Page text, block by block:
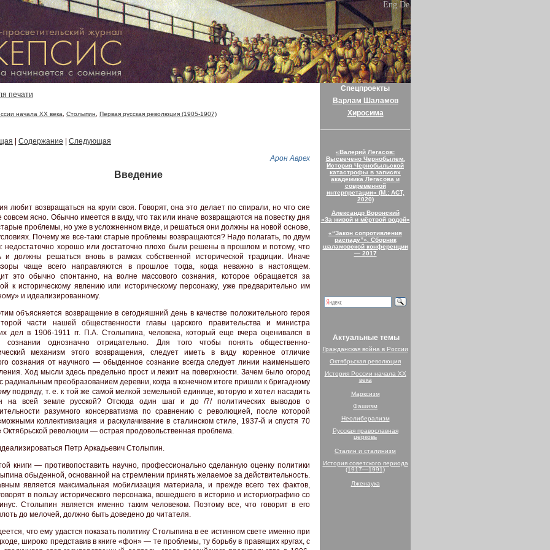
Eng De
печати
начала XX века Столыпин Первая русская революция (1905-1907)
Содержание
Следующая
Арон Аврех
Введение
любит возвращаться на круги своя. Говорят, она это делает по спирали, но что сие
совсем ясно. Обычно имеется в виду, что так или иначе возвращаются на повестку дня
проблемы, но уже в усложненном виде, и решаться они должны на новой основе,
Почему же все-таки старые проблемы возвращаются? Надо полагать, по двум
недостаточно хорошо или достаточно плохо были решены в прошлом и потому, что
и должны решаться вновь в рамках собственной исторической традиции. Иначе
чаще всего направляются в прошлое тогда, когда неважно в настоящем.
это обычно спонтанно, на волне массового сознания, которое обращается за
к историческому явлению или историческому персонажу, уже предварительно им
и идеализированному.
объясняется возвращение в сегодняшний день в качестве положительного героя
части нашей общественности главы царского правительства и министра
дел в 1906-1911 гг. П.А. Столыпина, человека, который еще вчера оценивался в
сознании однозначно отрицательно. Для того чтобы понять общественно-
механизм этого возвращения, следует иметь в виду коренное отличие
сознания от научного — обыденное сознание всегда следует линии наименьшего
Ход мысли здесь предельно прост и лежит на поверхности. Зачем было огород
радикальным преобразованием деревни, когда в конечном итоге пришли к бригадному
подряду, т. е. к той же самой мелкой земельной единице, которую и хотел насадить
на всей земле русской? Отсюда один шаг и до /7/ политических выводов о
разумного консерватизма по сравнению с революцией, после которой
коллективизация и раскулачивание в сталинском стиле, 1937-й и спустя 70
Октябрьской революции — острая продовольственная проблема.
Петр Аркадьевич Столыпин.
книги — противопоставить научно, профессионально сделанную оценку политики
обыденной, основанной на стремлении принять желаемое за действительность.
является максимальная мобилизация материала, и прежде всего тех фактов,
в пользу исторического персонажа, вошедшего в историю и историографию со
Столыпин является именно таким человеком. Поэтому все, что говорит в его
до мелочей, должно быть доведено до читателя.
что ему удастся показать политику Столыпина в ее истинном свете именно при
широко представив в книге «фон» — те проблемы, ту борьбу в правящих кругах, с
Спецпроекты
Варлам Шаламов
Хиросима
«Валерий Легасов:
Высвечено Чернобылем.
История Чернобыльской
катастрофы в записях
академика Легасова и
современной
интерпретации» (М.: АСТ,
2020)
Александр Воронский
«За живой и мёртвой водой»
«“Закон сопротивления
распаду”». Сборник
шаламовской конференции
— 2017
Актуальные темы
Гражданская война в России
Октябрьская революция
История России начала XX
века
Марксизм
Фашизм
Неолиберализм
Русская православная
церковь
Сталин и сталинизм
История советского периода
(1917—1991)
Лженаука